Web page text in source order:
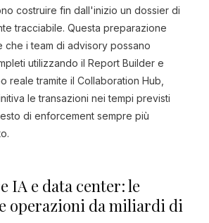
costruire fin dall'inizio un dossier di
tracciabile. Questa preparazione
che i team di advisory possano
utilizzando il Report Builder e
reale tramite il Collaboration Hub,
le transazioni nei tempi previsti
di enforcement sempre più
e data center: le
operazioni da miliardi di